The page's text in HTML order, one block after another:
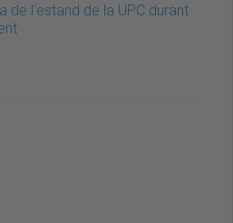
de l'estand de la UPC durant